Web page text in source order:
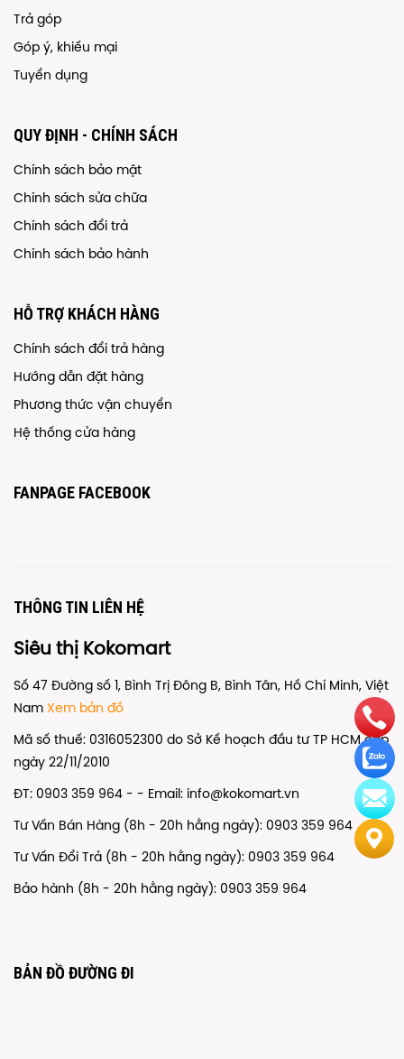
Trả góp
Góp ý, khiếu mại
Tuyển dụng
QUY ĐỊNH - CHÍNH SÁCH
Chính sách bảo mật
Chính sách sửa chữa
Chính sách đổi trả
Chính sách bảo hành
HỖ TRỢ KHÁCH HÀNG
Chính sách đổi trả hàng
Hướng dẫn đặt hàng
Phương thức vận chuyển
Hệ thống cửa hàng
FANPAGE FACEBOOK
THÔNG TIN LIÊN HỆ
Siêu thị Kokomart
Số 47 Đường số 1, Bình Trị Đông B, Bình Tân, Hồ Chí Minh, Việt
Nam Xem bản đồ
Mã số thuế: 0316052300 do Sở Kế hoạch đầu tư TP HCM cấp
ngày 22/11/2010
ĐT: 0903 359 964 - - Email: info@kokomart.vn
Tư Vấn Bán Hàng (8h - 20h hằng ngày): 0903 359 964
Tư Vấn Đổi Trả (8h - 20h hằng ngày): 0903 359 964
Bảo hành (8h - 20h hằng ngày): 0903 359 964
BẢN ĐỒ ĐƯỜNG ĐI